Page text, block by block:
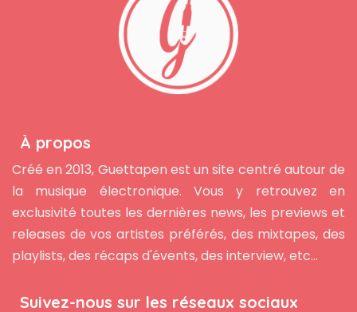
À propos
Créé en 2013, Guettapen est un site centré autour de
la musique électronique. Vous y retrouvez en
exclusivité toutes les dernières news, les previews et
releases de vos artistes préférés, des mixtapes, des
playlists, des récaps d'évents, des interview, etc...
Suivez-nous sur les réseaux sociaux